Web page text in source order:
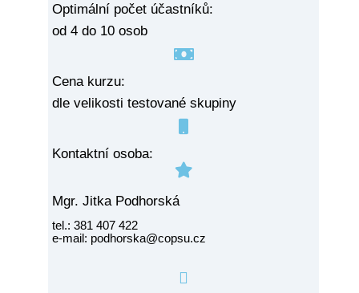
Optimální počet účastníků:
od 4 do 10 osob
Cena kurzu:
dle velikosti testované skupiny
Kontaktní osoba:
Mgr. Jitka Podhorská
tel.: 381 407 422
e-mail: podhorska@copsu.cz